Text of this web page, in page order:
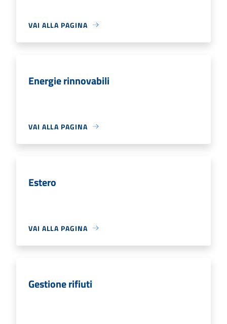
VAI ALLA PAGINA
Energie rinnovabili
VAI ALLA PAGINA
Estero
VAI ALLA PAGINA
Gestione rifiuti